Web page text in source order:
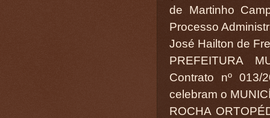
de Martinho
Processo
José Hailton de
PREFEITURA
Contrato nº
celebram o
ROCHA